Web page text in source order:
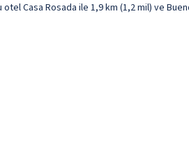
Casa Rosada ile 1,9 km (1,2 mil) ve